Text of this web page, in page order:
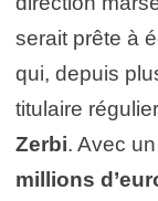
serait prête à
qui, depuis
titulaire
Zerbi. Avec
millions